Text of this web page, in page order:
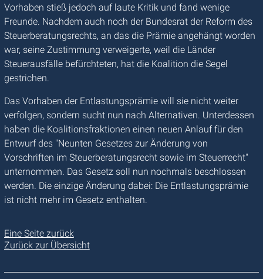
Vorhaben stieß jedoch auf laute Kritik und fand wenige
Freunde. Nachdem auch noch der Bundesrat der Reform des
Steuerberatungsrechts, an das die Prämie angehängt worden
war, seine Zustimmung verweigerte, weil die Länder
Steuerausfälle befürchteten, hat die Koalition die Segel
gestrichen.
Das Vorhaben der Entlastungsprämie will sie nicht weiter
verfolgen, sondern sucht nun nach Alternativen. Unterdessen
haben die Koalitionsfraktionen einen neuen Anlauf für den
Entwurf des "Neunten Gesetzes zur Änderung von
Vorschriften im Steuerberatungsrecht sowie im Steuerrecht"
unternommen. Das Gesetz soll nun nochmals beschlossen
werden. Die einzige Änderung dabei: Die Entlastungsprämie
ist nicht mehr im Gesetz enthalten.
Eine Seite zurück
Zurück zur Übersicht